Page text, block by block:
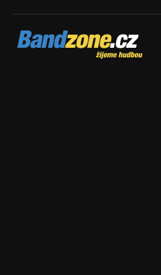
Bandzone.cz
žijeme hudbou